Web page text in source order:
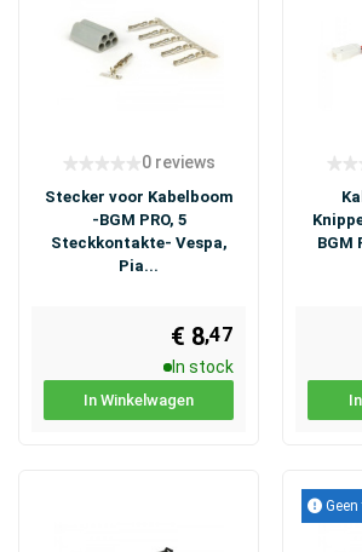
0 reviews
Stecker voor Kabelboom
-BGM PRO, 5
Steckkontakte- Vespa,
Pia...
€ 8,47
In stock
In Winkelwagen
BGM